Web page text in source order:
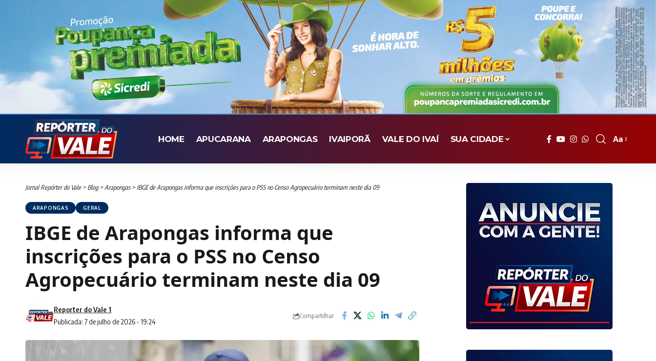
HOME APUCARANA ARAPONGAS IVAIPORÃ VALE DO IVAÍ SUA CIDADE
Font
Aa
Jornal Repórter do Vale> Blog> Arapongas> IBGE de Arapongas informa que inscrições para o PSS no Censo Agropecuário terminam neste dia 09
ARAPONGAS GERAL
IBGE de Arapongas informa que
inscrições para o PSS no Censo
Agropecuário terminam neste dia 09
Publicada: 7 de julho de 2026 - 19:24
Reporter do Vale 1
Compartilhar